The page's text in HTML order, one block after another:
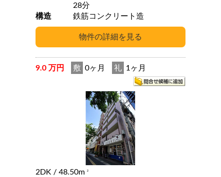
28分
構造
鉄筋コンクリート造
9.0 万円 敷 0ヶ月 礼 1ヶ月
2DK / 48.50m 2